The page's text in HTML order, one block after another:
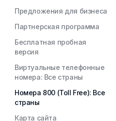
Предложения для бизнеса
Партнерская программа
Бесплатная пробная
версия
Виртуальные телефонные
номера: Все страны
Номера 800 (Toll Free): Все
страны
Карта сайта